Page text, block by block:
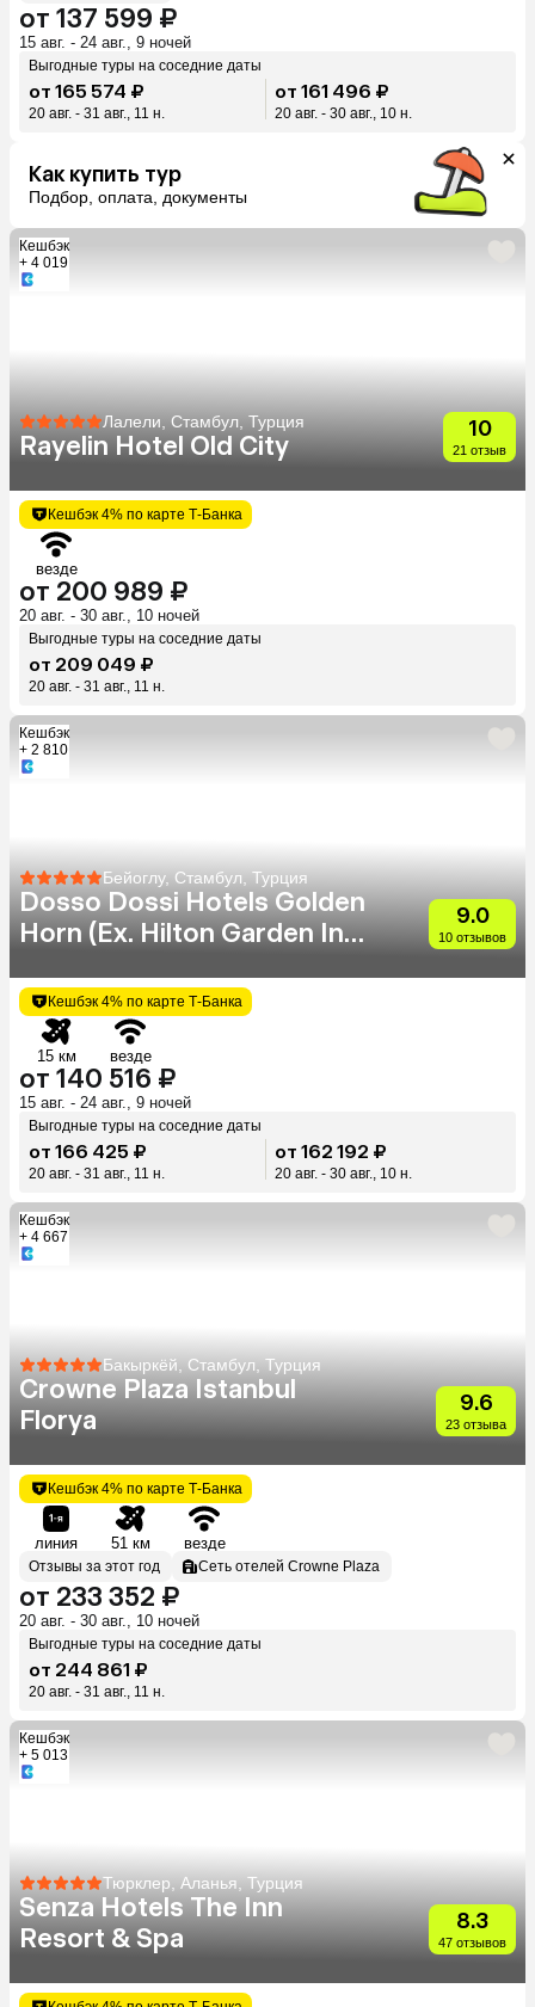
от 137 599 ₽
15 авг. - 24 авг., 9 ночей
Выгодные туры на соседние даты
от 165 574 ₽
20 авг. - 31 авг., 11 н.
от 161 496 ₽
20 авг. - 30 авг., 10 н.
Как купить тур
Подбор, оплата, документы
Кешбэк
+ 4 019
Лалели, Стамбул, Турция
Rayelin Hotel Old City
10
21 отзыв
Кешбэк 4% по карте Т-Банка
везде
от 200 989 ₽
20 авг. - 30 авг., 10 ночей
Выгодные туры на соседние даты
от 209 049 ₽
20 авг. - 31 авг., 11 н.
Кешбэк
+ 2 810
Бейоглу, Стамбул, Турция
Dosso Dossi Hotels Golden
Horn (Eх. Hilton Garden Inn
9.0
10 отзывов
Кешбэк 4% по карте Т-Банка
15 км везде
от 140 516 ₽
15 авг. - 24 авг., 9 ночей
Выгодные туры на соседние даты
от 166 425 ₽
20 авг. - 31 авг., 11 н.
от 162 192 ₽
20 авг. - 30 авг., 10 н.
Кешбэк
+ 4 667
Бакыркёй, Стамбул, Турция
Crowne Plaza Istanbul
Florya
9.6
23 отзыва
Кешбэк 4% по карте Т-Банка
линия 51 км везде
Отзывы за этот год Сеть отелей Crowne Plaza
от 233 352 ₽
20 авг. - 30 авг., 10 ночей
Выгодные туры на соседние даты
от 244 861 ₽
20 авг. - 31 авг., 11 н.
Кешбэк
+ 5 013
Тюрклер, Аланья, Турция
Senza Hotels The Inn
Resort & Spa
8.3
47 отзывов